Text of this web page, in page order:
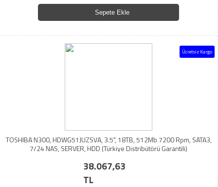
Sepete Ekle
Ücretsiz Kargo
TOSHIBA N300, HDWG51JUZSVA, 3.5", 18TB, 512Mb 7200 Rpm, SATA3,
7/24 NAS, SERVER, HDD (Türkiye Distribütörü Garantili)
38.067,63
TL